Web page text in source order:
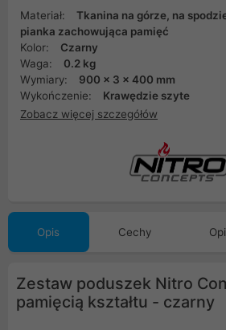
Materiał:
Tkanina na górze, na
pianka zachowująca pamięć
Kolor:
Czarny
Waga:
0.2 kg
Wymiary:
900 x 3 x 400 mm
Wykończenie:
Krawędzie szyte
Zobacz więcej szczegółów
Opis Cechy
Zestaw poduszek Nitro
pamięcią kształtu - czarny